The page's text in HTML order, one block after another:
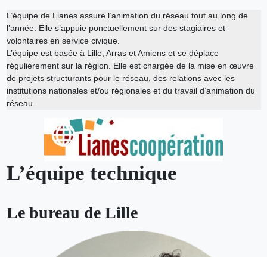
L’équipe de Lianes assure l’animation du réseau tout au long de
l’année. Elle s’appuie ponctuellement sur des stagiaires et
volontaires en service civique.
L’équipe est basée à Lille, Arras et Amiens et se déplace
régulièrement sur la région. Elle est chargée de la mise en œuvre
de projets structurants pour le réseau, des relations avec les
institutions nationales et/ou régionales et du travail d’animation du
réseau.
L’équipe technique
Le bureau de Lille